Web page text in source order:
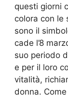
questi giorni
colora con le
sono il
cade l’8
suo periodo
e per il loro
vitalità,
donna.